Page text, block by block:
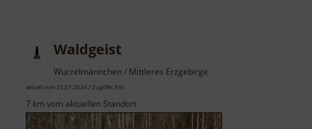
Waldgeist
Wurzelmännchen / Mittleres Erzgebirge
aktuell vom 23.07.2024 / Zugriffe: 890
7 km vom aktuellen Standort